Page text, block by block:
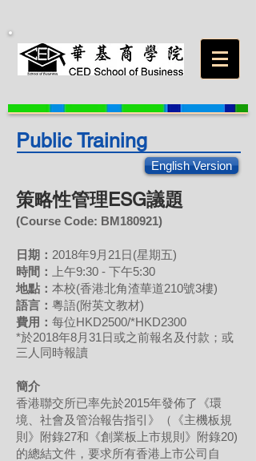
Public Training
English Version
策略性管理ESG議題
(Course Code: BM180921)
日期： 2018年9月21日(星期五)
時間：
上午9:30 - 下午5:30
地點： 本校(香港北角渣華道210號3樓)
語言： 粵語(附英文教材)
費用： 每位HKD2500/*HKD2300
*於2018年8月31日或之前報名及付款；或
三人同時報讀
簡介
香港聯交所已率先於2015年發佈了《環
境、社會及管治報告指引》（《主機板規
則》附錄27和《創業板上市規則》附錄20)
的總結文件，要求所有香港上市公司自